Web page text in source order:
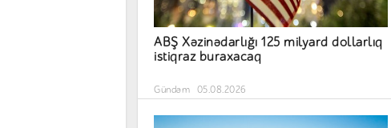
ABŞ Xəzinədarlığı 125 milyard dollarlıq
istiqraz buraxacaq
Gündəm 05.08.2026